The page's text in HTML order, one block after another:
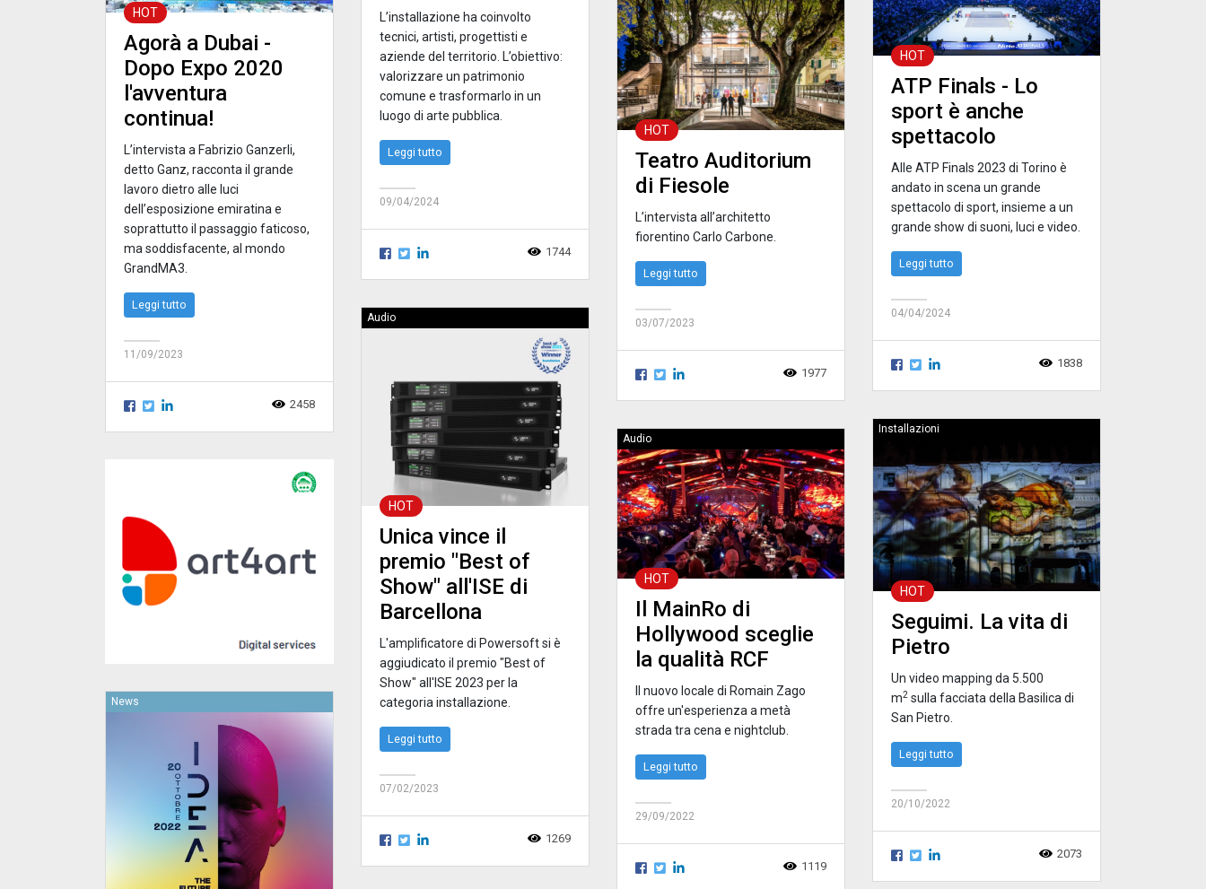
L’installazione ha coinvolto
tecnici, artisti, progettisti e
aziende del territorio. L’obiettivo:
valorizzare un patrimonio
comune e trasformarlo in un
luogo di arte pubblica.
Leggi tutto
09/04/2024
1744
HOT
ATP Finals - Lo
sport è anche
spettacolo
Alle ATP Finals 2023 di Torino è
andato in scena un grande
spettacolo di sport, insieme a un
grande show di suoni, luci e video.
Leggi tutto
04/04/2024
1838
HOT
Agorà a Dubai -
Dopo Expo 2020
l'avventura
continua!
L’intervista a Fabrizio Ganzerli,
detto Ganz, racconta il grande
lavoro dietro alle luci
dell’esposizione emiratina e
soprattutto il passaggio faticoso,
ma soddisfacente, al mondo
GrandMA3.
Leggi tutto
11/09/2023
2458
HOT
Teatro Auditorium
di Fiesole
L’intervista all’architetto
fiorentino Carlo Carbone.
Leggi tutto
03/07/2023
1977
Audio
HOT
Unica vince il
premio "Best of
Show" all'ISE di
Barcellona
L'amplificatore di Powersoft si è
aggiudicato il premio "Best of
Show" all'ISE 2023 per la
categoria installazione.
Leggi tutto
07/02/2023
1269
Installazioni
HOT
Seguimi. La vita di
Pietro
Un video mapping da 5.500
m2 sulla facciata della Basilica di
San Pietro.
Leggi tutto
20/10/2022
2073
Audio
HOT
Il MainRo di
Hollywood sceglie
la qualità RCF
Il nuovo locale di Romain Zago
offre un'esperienza a metà
strada tra cena e nightclub.
Leggi tutto
29/09/2022
1119
News